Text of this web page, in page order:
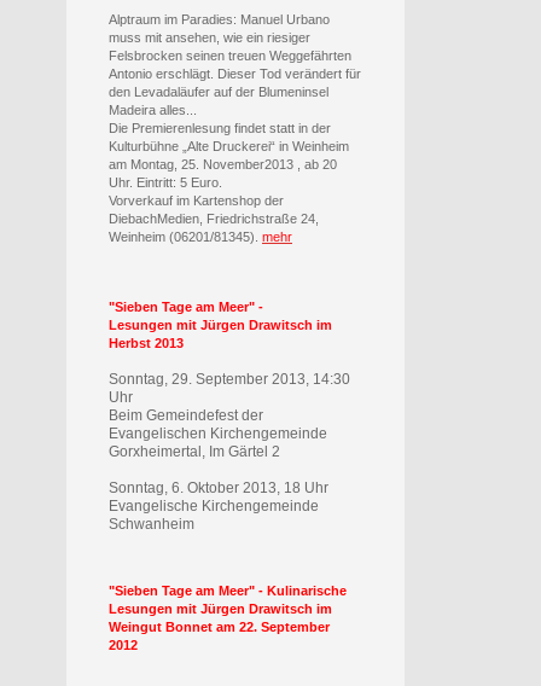
Alptraum im Paradies: Manuel Urbano
muss mit ansehen, wie ein riesiger
Felsbrocken seinen treuen Weggefährten
Antonio erschlägt. Dieser Tod verändert für
den Levadaläufer auf der Blumeninsel
Madeira alles...
Die Premierenlesung findet statt in der
Kulturbühne „Alte Druckerei“ in Weinheim
am Montag, 25. November2013 , ab 20
Uhr. Eintritt: 5 Euro.
Vorverkauf im Kartenshop der
DiebachMedien, Friedrichstraße 24,
Weinheim (06201/81345). mehr
"Sieben Tage am Meer" -
Lesungen mit Jürgen Drawitsch im
Herbst 2013
Sonntag, 29. September 2013, 14:30
Uhr
Beim Gemeindefest der
Evangelischen Kirchengemeinde
Gorxheimertal, Im Gärtel 2
Sonntag, 6. Oktober 2013, 18 Uhr
Evangelische Kirchengemeinde
Schwanheim
"Sieben Tage am Meer" - Kulinarische
Lesungen mit Jürgen Drawitsch im
Weingut Bonnet am 22. September
2012